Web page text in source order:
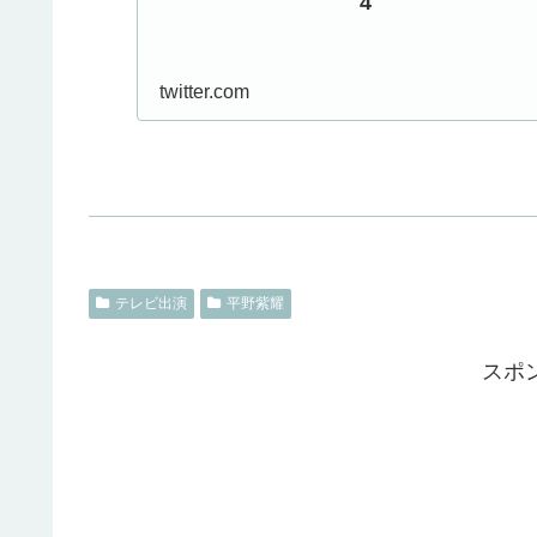
twitter.com
テレビ出演 平野紫耀
スポ